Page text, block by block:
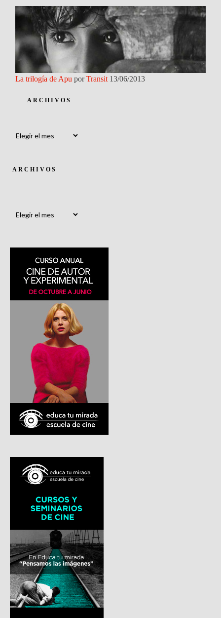
La trilogía de Apu porTransit 13/06/2013
ARCHIVOS
ARCHIVOS